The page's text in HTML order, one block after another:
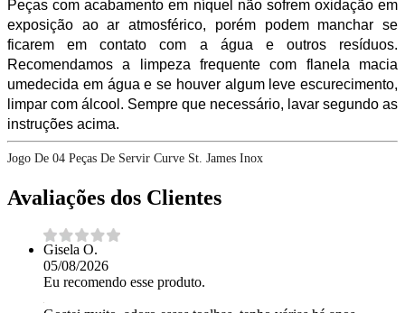
Peças com acabamento em níquel não sofrem oxidação em
exposição ao ar atmosférico, porém podem manchar se
ficarem em contato com a água e outros resíduos.
Recomendamos a limpeza frequente com flanela macia
umedecida em água e se houver algum leve escurecimento,
limpar com álcool. Sempre que necessário, lavar segundo as
instruções acima.
Jogo De 04 Peças De Servir Curve St. James Inox
Avaliações dos Clientes
Gisela O.
05/08/2026
Eu recomendo esse produto.